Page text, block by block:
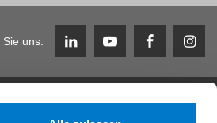
Sie uns:
Karriere